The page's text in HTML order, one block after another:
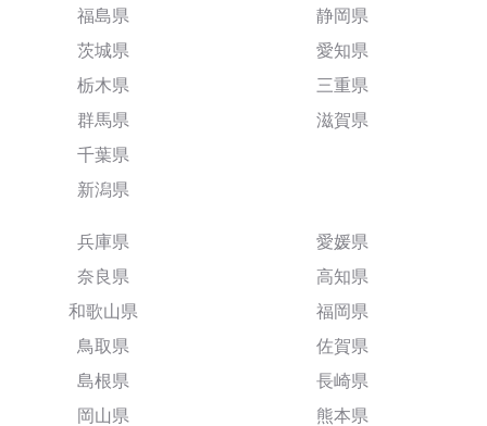
福島県
茨城県
栃木県
群馬県
千葉県
新潟県
静岡県
愛知県
三重県
滋賀県
兵庫県
奈良県
和歌山県
鳥取県
島根県
岡山県
愛媛県
高知県
福岡県
佐賀県
長崎県
熊本県